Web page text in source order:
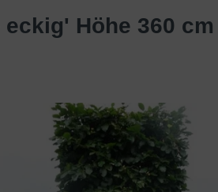
eckig' Höhe 360 cm